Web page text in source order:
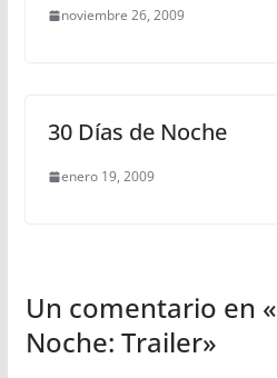
noviembre 26, 2009
30 Días de Noche
enero 19, 2009
Un comentario en «
Noche: Trailer»